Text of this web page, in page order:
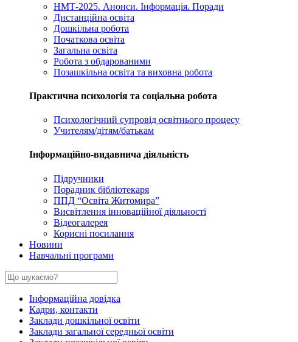
НМТ-2025. Анонси. Інформація. Поради
Дистанційна освіта
Дошкільна робота
Початкова освіта
Загальна освіта
Робота з обдарованими
Позашкільна освіта та виховна робота
Практична психологія та соціальна робота
Психологічний супровід освітнього процесу
Учителям/дітям/батькам
Інформаційно-видавнича діяльність
Підручники
Порадник бібліотекаря
ППД “Освіта Житомира”
Висвітлення інноваційної діяльності
Відеогалерея
Корисні посилання
Новини
Навчальні програми
Інформаційна довідка
Кадри, контакти
Заклади дошкільної освіти
Заклади загальної середньої освіти